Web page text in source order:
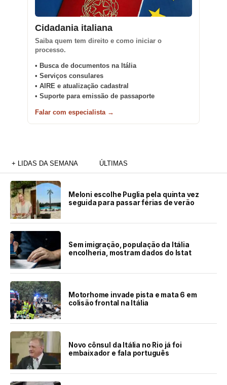
Cidadania italiana
Saiba quem tem direito e como iniciar o
processo.
• Busca de documentos na Itália
• Serviços consulares
• AIRE e atualização cadastral
• Suporte para emissão de passaporte
Falar com especialista →
+ LIDAS DA SEMANA ÚLTIMAS
Meloni escolhe Puglia pela quinta vez
seguida para passar férias de verão
Sem imigração, população da Itália
encolheria, mostram dados do Istat
Motorhome invade pista e mata 6 em
colisão frontal na Itália
Novo cônsul da Itália no Rio já foi
embaixador e fala português